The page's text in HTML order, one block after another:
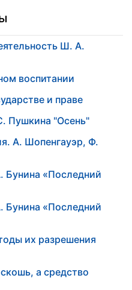
Ш. А.
воспитании
и праве
Пушкина "Осень"
А. Шопенгауэр, Ф.
Бунина «Последний
Бунина «Последний
их разрешения
а средство